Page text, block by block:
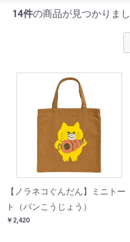
14件の商品が見つかりま
【ノラネコぐんだん】ミニトー
ト（パンこうじょう）
￥2,420